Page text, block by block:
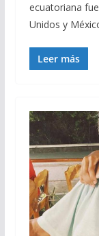
ecuatoriana
Unidos y
Leer más